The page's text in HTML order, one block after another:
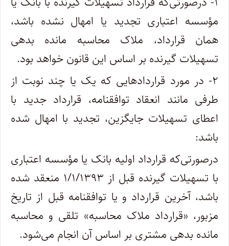
مؤسسه اعتباری تجدید یا امهال نشده باشد،
همان قرارداد، ملاک محاسبه مانده بدهی
تسهیلات گیرنده بر اساس این قانون خواهد بود.
۲- در مورد قراردادهایی که یک یا چند نوبت از
طرفی مانند انعقاد توافقنامه، قرارداد جدید با
اعطای تسهیلات جایگزین، تجدید با امهال شده
باشد:
درصورتی‌که قرارداد اولیه بانک یا مؤسسه اعتباری
با تسهیلات گیرنده قبل از ۱/۱/۱۳۹۳ منعقد شده
باشد، آخرین قرارداد و یا توافقنامه قبل از تاریخ
مزبور، «قرارداد ملاک محاسبه» تلقی و محاسبه
مانده بدهی مشتری بر اساس آن انجام می‌شود.